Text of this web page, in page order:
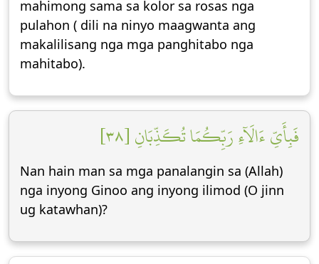
mahimong sama sa kolor sa rosas nga
pulahon ( dili na ninyo maagwanta ang
makalilisang nga mga panghitabo nga
mahitabo).
فَبِأَيِّ ءَالَآءِ رَبِّكُمَا تُكَذِّبَانِ [٣٨]
Nan hain man sa mga panalangin sa (Allah)
nga inyong Ginoo ang inyong ilimod (O jinn
ug katawhan)?